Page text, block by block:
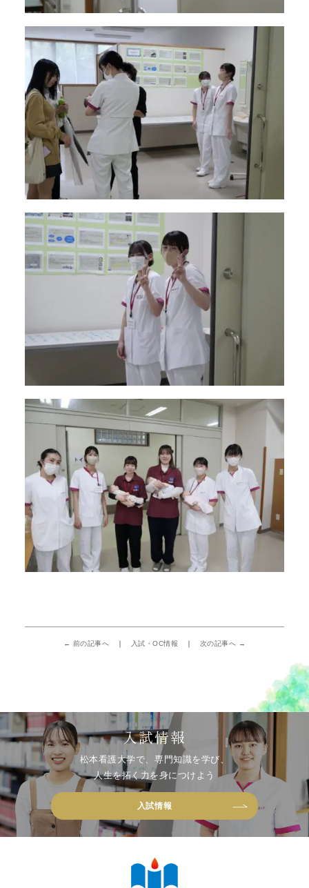
← 前の記事へ 入試・OC情報 次の記事へ →
入試情報
松本看護大学で、専門知識を学び、
人生を拓く力を身につけよう
入試情報